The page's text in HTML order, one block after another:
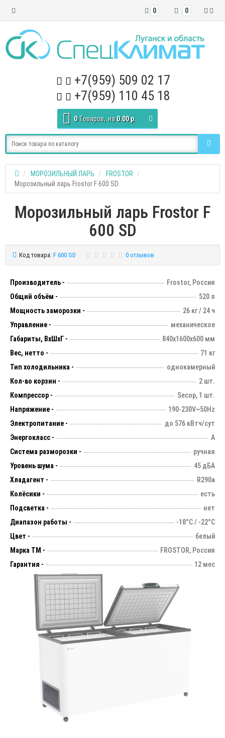
0
0
+7(959) 509 02 17
+7(959) 110 45 18
0 Tоваров, на 0.00 р.
МОРОЗИЛЬНЫЙ ЛАРЬ
FROSTOR
Морозильный ларь Frostor F 600 SD
Морозильный ларь Frostor F
600 SD
Код товара: F 600 SD 0 отзывов
Производитель -
Frostor, Россия
Общий объём -
520 л
Мощность заморозки -
26 кг / 24 ч
Управление -
механическое
Габариты, ВхШхГ -
840х1600х600 мм
Вес, нетто -
71 кг
Тип холодильника -
однокамерный
Кол-во корзин -
2 шт.
Компрессор -
Secop, 1 шт.
Напряжение -
190-230V~50Hz
Электропитание -
до 576 кВтч/сут
Энергокласс -
А
Система разморозки -
ручная
Уровень шума -
45 дБА
Хладагент -
R290a
Колёсики -
есть
Подсветка -
нет
Диапазон работы -
-18°С / -22°С
Цвет -
белый
Марка ТМ -
FROSTOR, Россия
Гарантия -
12 мес